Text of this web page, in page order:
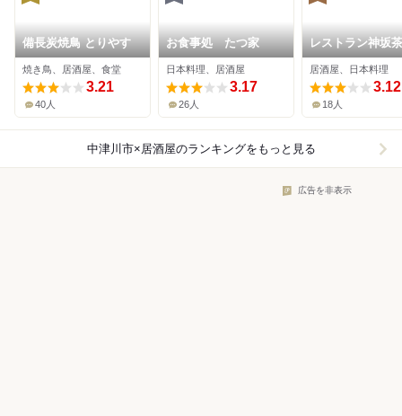
備長炭焼鳥 とりやす
焼き鳥、居酒屋、食堂
3.21
40人
お食事処 たつ家
日本料理、居酒屋
3.17
26人
レストラン神坂
居酒屋、日本料理
3.12
18人
中津川市×居酒屋のランキングをもっと見る
広告を非表示